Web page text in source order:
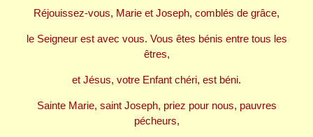
Réjouissez-vous, Marie et Joseph, comblés de grâce,
le Seigneur est avec vous. Vous êtes bénis entre tous les
êtres,
et Jésus, votre Enfant chéri, est béni.
Sainte Marie, saint Joseph, priez pour nous, pauvres
pécheurs,